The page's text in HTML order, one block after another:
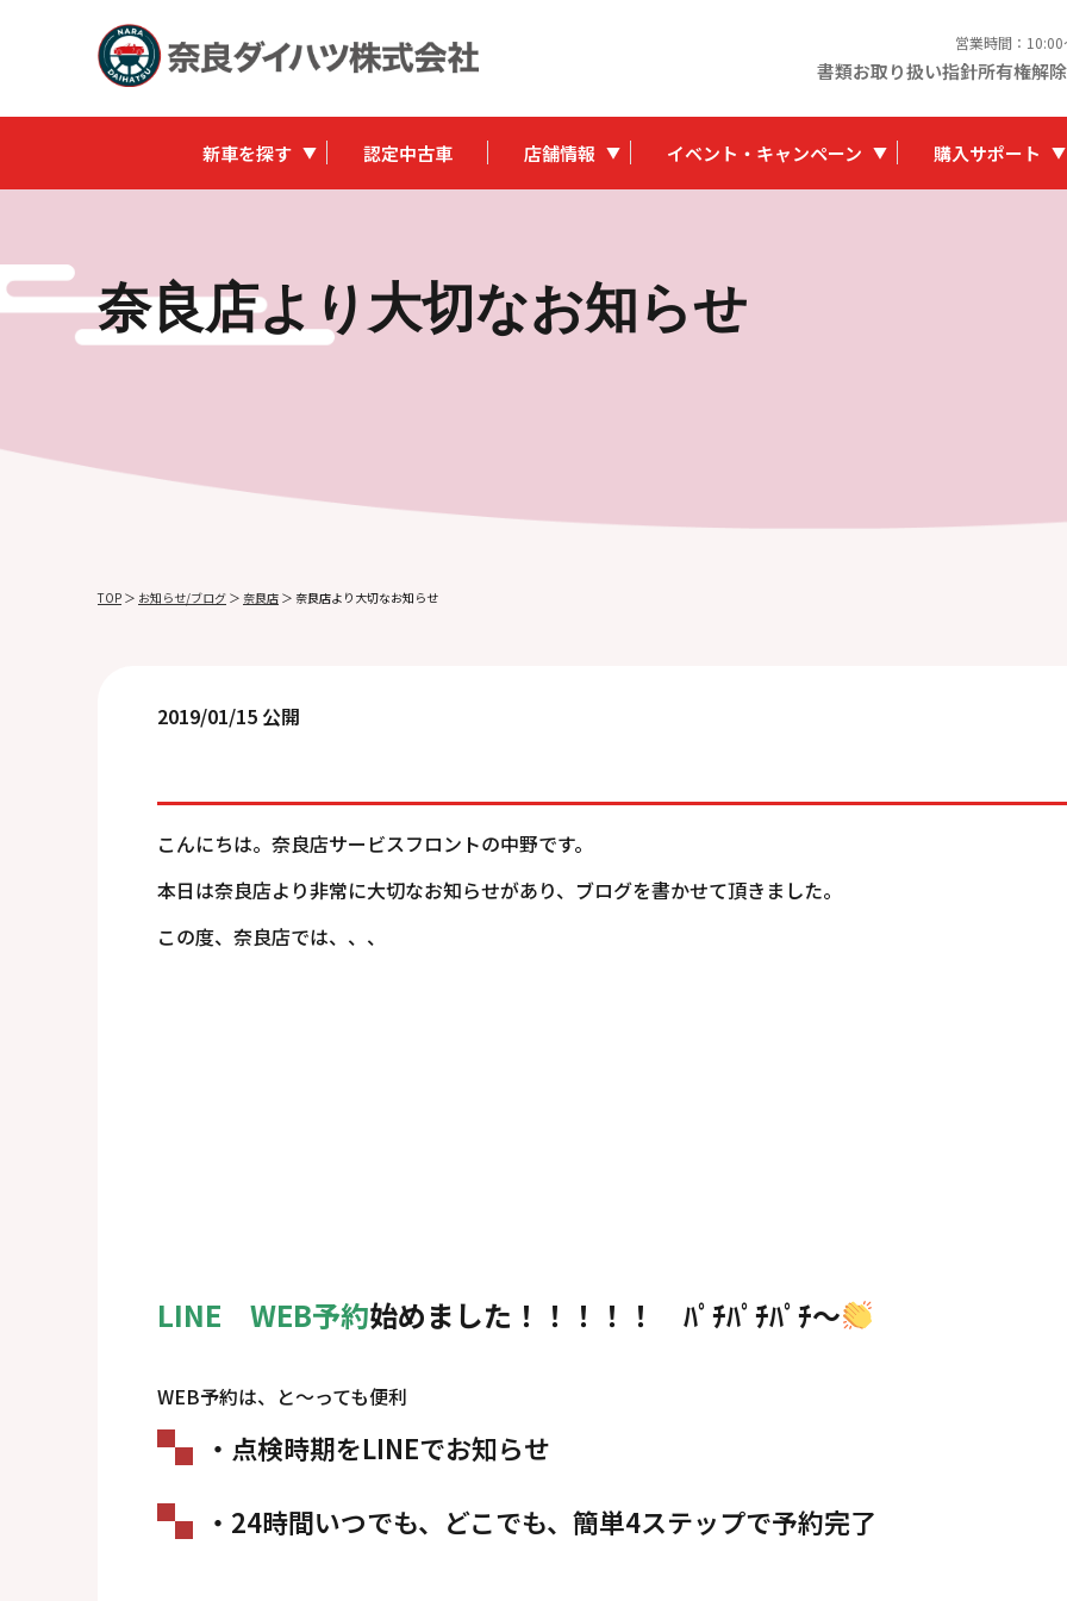
営業時間：
書類お取り扱い指針所有権解除
新車を探す 認定中古車 店舗情報 イベント・キャンペーン 購入サポート
奈良店より大切なお知らせ
TOP ＞ お知らせ/ブログ ＞ 奈良店 ＞ 奈良店より大切なお知らせ
2019/01/15 公開
こんにちは。奈良店サービスフロントの中野です。
本日は奈良店より非常に大切なお知らせがあり、ブログを書かせて頂きました。
この度、奈良店では、、、
LINE WEB予約始めました！！！！！ ﾊﾟﾁﾊﾟﾁﾊﾟﾁ～
WEB予約は、と～っても便利
・点検時期をLINEでお知らせ
・24時間いつでも、どこでも、簡単4ステップで予約完了